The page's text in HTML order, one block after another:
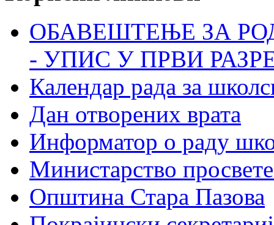
ОБАВЕШТЕЊЕ ЗА
- УПИС У ПРВИ
Календар рада за
Дан отворених врата
Информатор о раду
Министарство
Општина Стара Пазова